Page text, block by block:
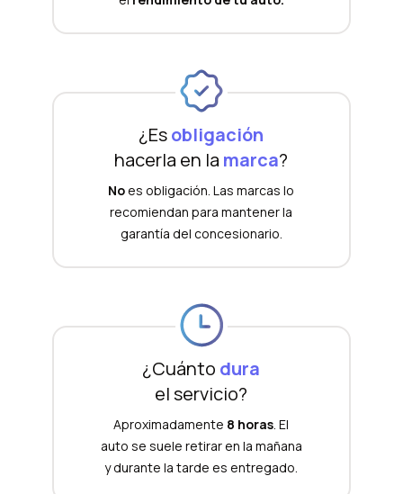
¿Esobligación
hacerla en la marca?
Noes obligación. Las marcas lo
recomiendan para mantener la
garantía del concesionario.
¿Cuánto dura
el servicio?
Aproximadamente 8 horas . El
auto se suele retirar en la mañana
y durante la tarde es entregado.